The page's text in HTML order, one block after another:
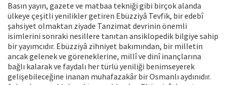
Basın yayın, gazete ve matbaa tekniği gibi birçok alanda
ülkeye çeşitli yenilikler getiren Ebüzziyâ Tevfik, bir edebî
şahsiyet olmaktan ziyade Tanzimat devrinin önemli
isimlerini sonraki nesillere tanıtan ansiklopedik bilgiye sahip
bir yayımcıdır. Ebüzziyâ zihniyet bakımından, bir milletin
ancak gelenek ve göreneklerine, millî ve dinî inançlarına
bağlı kalarak ve faydalı her türlü yeniliği benimseyerek
gelişebileceğine inanan muhafazakâr bir Osmanlı aydınıdır.